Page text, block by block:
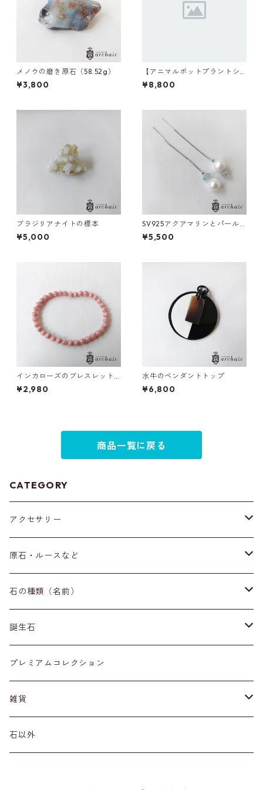
メノウの磨き原石（58.52g）
¥3,800
【アニマルポットプラントシ
リーズ】モンキー×セレウス×
丸サボテン
¥8,800
ブラジリアナイトの標本
¥5,000
SV925アクアマリンとパール
のアメリカンピアス
¥5,500
インカローズのブレスレット
（5mm）
¥2,980
水牛のペンダントトップ
¥6,800
商品一覧に戻る
CATEGORY
アクセサリー
ブレスレット
イヤリング・ピアス
ネックレス・ペンダントトップ
リング
材質
プラチナ
その他アクセサリー
原石・ルースなど
原石
丸玉
標本
磨き石
ルース
石の種類（名前）
ア行
アイオライト
アクアマリン
カ行
カーネリアン
カイヤナイト
サ行
サファイア
タ行
誕生石
１月
２月
３月
プレミアムコレクション
雑貨
天然石雑貨
石以外